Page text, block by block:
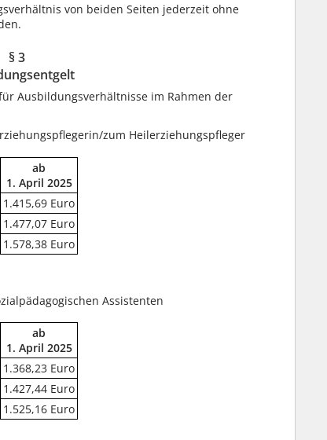
von beiden Seiten jederzeit ohne
§ 3
Ausbildungsverhältnisse im Rahmen der
zum Heilerziehungspfleger
ab
1. April 2025
1.415,69 Euro
1.477,07 Euro
1.578,38 Euro
Assistenten
ab
1. April 2025
1.368,23 Euro
1.427,44 Euro
1.525,16 Euro